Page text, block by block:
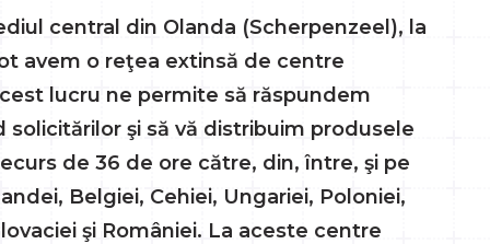
central din Olanda (Scherpenzeel), la
avem o reţea extinsă de centre
lucru ne permite să răspundem
solicitărilor şi să vă distribuim produsele
de 36 de ore către, din, între, şi pe
Belgiei, Cehiei, Ungariei, Poloniei,
şi României. La aceste centre